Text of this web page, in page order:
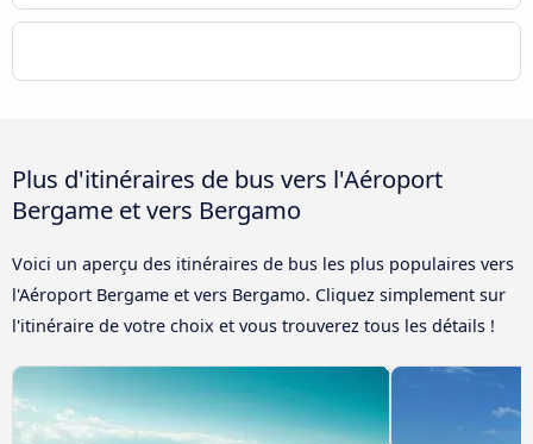
Plus d'itinéraires de bus vers l'Aéroport
Bergame et vers Bergamo
Voici un aperçu des itinéraires de bus les plus populaires vers
l'Aéroport Bergame et vers Bergamo. Cliquez simplement sur
l'itinéraire de votre choix et vous trouverez tous les détails !